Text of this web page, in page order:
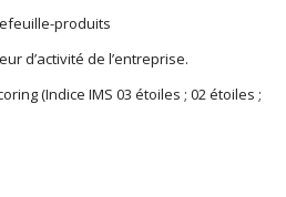
produits
d’activité de l’entreprise.
(Indice IMS 03 étoiles ; 02 étoiles ;